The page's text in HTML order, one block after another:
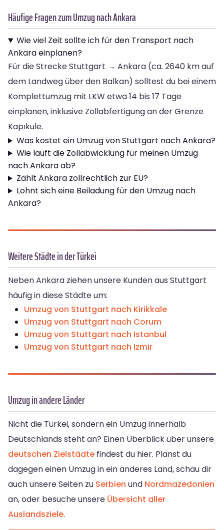
Häufige Fragen zum Umzug nach Ankara
Wie viel Zeit sollte ich für den Transport nach
Ankara einplanen?
Für die Strecke Stuttgart → Ankara (ca. 2640 km auf
dem Landweg über den Balkan) solltest du bei einem
Komplettumzug mit LKW etwa 14 bis 17 Tage
einplanen, inklusive Zollabfertigung an der Grenze
Kapıkule.
Was kostet ein Umzug von Stuttgart nach Ankara?
Wie läuft die Zollabwicklung für meinen Umzug
nach Ankara ab?
Zählt Ankara zollrechtlich zur EU?
Lohnt sich eine Beiladung für den Umzug nach
Ankara?
Weitere Städte in der Türkei
Neben Ankara ziehen unsere Kunden aus Stuttgart
häufig in diese Städte um:
Umzug von Stuttgart nach Kirikkale
Umzug von Stuttgart nach Corum
Umzug von Stuttgart nach Istanbul
Umzug von Stuttgart nach Izmir
Umzug in andere Länder
Nicht die Türkei, sondern ein Umzug innerhalb
Deutschlands steht an? Einen Überblick über unsere
deutschen Zielstädte findest du hier. Planst du
dagegen einen Umzug in ein anderes Land, schau dir
auch unsere Seiten zu Serbien und Nordmazedonien
an, oder besuche unsere Übersicht aller
Auslandsziele.